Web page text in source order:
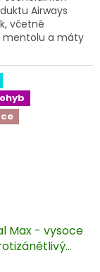
Airways
včetně
mentolu a máty
zlepšit
dýchacích
Max - vysoce